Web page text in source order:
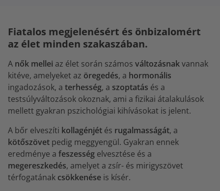
Fiatalos megjelenésért és önbizalomért
az élet minden szakaszában.
A nők mellei az élet során számos változásnakvannak
kitéve, amelyeket az öregedés, a hormonális
ingadozások, a terhesség, a szoptatás és a
testsúlyváltozások okoznak, ami a fizikai átalakulások
mellett gyakran pszichológiai kihívásokat is jelent.
A bőr elveszíti kollagénjét és rugalmasságát, a
kötőszövet pedig meggyengül. Gyakran ennek
eredménye a feszesség elvesztése és a
megereszkedés, amelyet a zsír- és mirigyszövet
térfogatának csökkenése is kísér.